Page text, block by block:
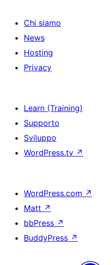
Chi siamo
News
Hosting
Privacy
Learn (Training)
Supporto
Sviluppo
WordPress.tv ↗
WordPress.com ↗
Matt ↗
bbPress ↗
BuddyPress ↗